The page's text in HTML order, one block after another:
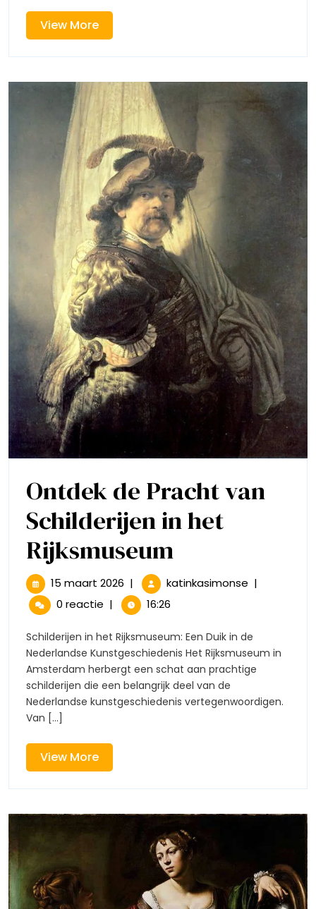
View MoreView
More
Ontdek de Pracht van
Schilderijen in het
RijksmuseumOntdek
de
van
Schilderijen
in
15 maart 2026 15
maart
2026
| katinkasimonse Ontdek
Schilderijen
in
het
|
0 reactie | 16:26
Schilderijen in het Rijksmuseum: Een Duik in de
Nederlandse Kunstgeschiedenis Het Rijksmuseum in
Amsterdam herbergt een schat aan prachtige
schilderijen die een belangrijk deel van de
Nederlandse kunstgeschiedenis vertegenwoordigen.
Van [...]
View MoreView
More